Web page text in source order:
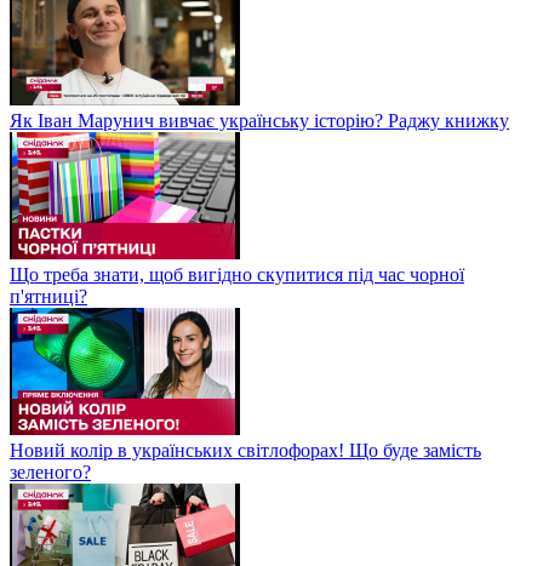
Як Іван Марунич вивчає українську історію? Раджу книжку
Що треба знати, щоб вигідно скупитися під час чорної
п'ятниці?
Новий колір в українських світлофорах! Що буде замість
зеленого?